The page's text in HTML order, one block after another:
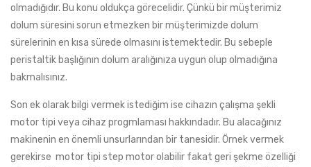
olmadığıdır. Bu konu oldukça görecelidir. Çünkü bir müşterimiz
dolum süresini sorun etmezken bir müşterimizde dolum
sürelerinin en kısa sürede olmasını istemektedir. Bu sebeple
peristaltik başlığının dolum aralığınıza uygun olup olmadığına
bakmalısınız.
Son ek olarak bilgi vermek istediğim ise cihazın çalışma şekli
motor tipi veya cihaz progmlaması hakkındadır. Bu alacağınız
makinenin en önemli unsurlarından bir tanesidir. Örnek vermek
gerekirse motor tipi step motor olabilir fakat geri şekme özelliği